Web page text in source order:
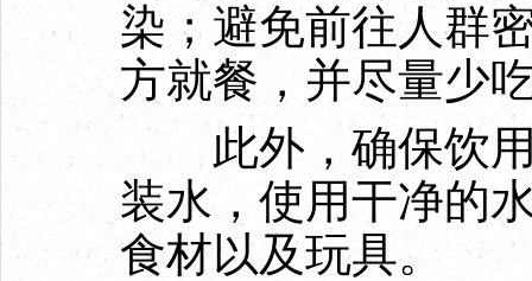
染；避免前往人群
方就餐，并尽量少
此外，确保饮用
装水，使用干净的
食材以及玩具。